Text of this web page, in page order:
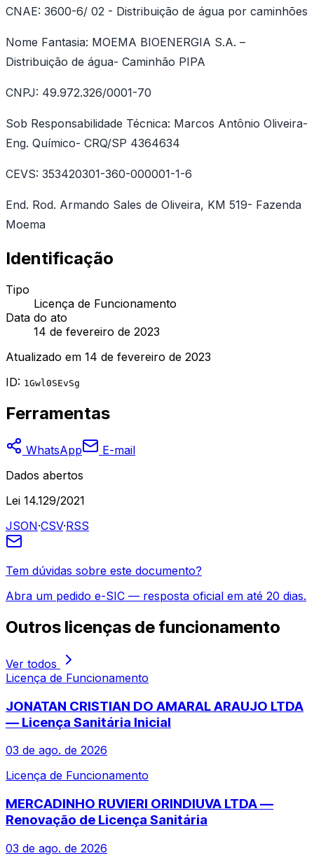
CNAE: 3600-6/ 02 - Distribuição de água por caminhões
Nome Fantasia: MOEMA BIOENERGIA S.A. –
Distribuição de água- Caminhão PIPA
CNPJ: 49.972.326/0001-70
Sob Responsabilidade Técnica: Marcos Antônio Oliveira-
Eng. Químico- CRQ/SP 4364634
CEVS: 353420301-360-000001-1-6
End. Rod. Armando Sales de Oliveira, KM 519- Fazenda
Moema
Identificação
Tipo
Licença de Funcionamento
Data do ato
14 de fevereiro de 2023
Atualizado em 14 de fevereiro de 2023
ID: 1Gwl0SEvSg
Ferramentas
WhatsApp
E-mail
Dados abertos
Lei 14.129/2021
JSON·CSV·RSS
Tem dúvidas sobre este documento?
Abra um pedido e-SIC — resposta oficial em até 20 dias.
Outros licenças de funcionamento
Ver todos
Licença de Funcionamento
JONATAN CRISTIAN DO AMARAL ARAUJO LTDA
— Licença Sanitária Inicial
03 de ago. de 2026
Licença de Funcionamento
MERCADINHO RUVIERI ORINDIUVA LTDA —
Renovação de Licença Sanitária
03 de ago. de 2026